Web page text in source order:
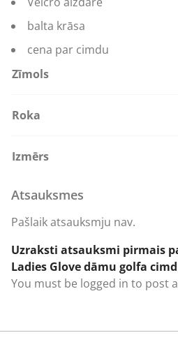
balta krāsa
cena par cimdu
Zīmols
Roka
Izmērs
Atsauksmes
Pašlaik atsauksmju nav.
Uzraksti atsauksmi pirmais
Ladies Glove dāmu golfa
You must be logged in to post